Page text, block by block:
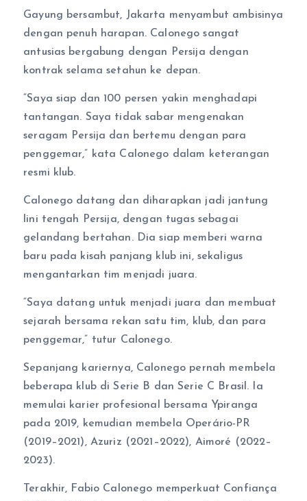
Gayung bersambut, Jakarta menyambut ambisinya
dengan penuh harapan. Calonego sangat
antusias bergabung dengan Persija dengan
kontrak selama setahun ke depan.
“Saya siap dan 100 persen yakin menghadapi
tantangan. Saya tidak sabar mengenakan
seragam Persija dan bertemu dengan para
penggemar,” kata Calonego dalam keterangan
resmi klub.
Calonego datang dan diharapkan jadi jantung
lini tengah Persija, dengan tugas sebagai
gelandang bertahan. Dia siap memberi warna
baru pada kisah panjang klub ini, sekaligus
mengantarkan tim menjadi juara.
“Saya datang untuk menjadi juara dan membuat
sejarah bersama rekan satu tim, klub, dan para
penggemar,” tutur Calonego.
Sepanjang kariernya, Calonego pernah membela
beberapa klub di Serie B dan Serie C Brasil. Ia
memulai karier profesional bersama Ypiranga
pada 2019, kemudian membela Operário-PR
(2019–2021), Azuriz (2021–2022), Aimoré (2022–
2023).
Terakhir, Fabio Calonego memperkuat Confiança